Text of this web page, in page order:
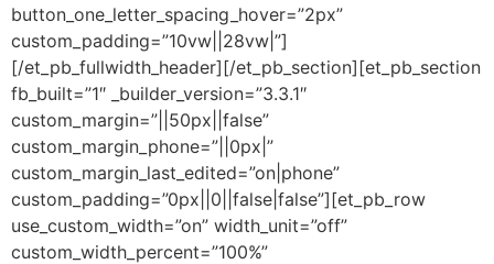
button_one_letter_spacing_hover=”2px”
custom_padding=”10vw||28vw|”]
[/et_pb_fullwidth_header][/et_pb_section][et_pb_section
fb_built=”1″ _builder_version=”3.3.1″
custom_margin=”||50px||false”
custom_margin_phone=”||0px|”
custom_margin_last_edited=”on|phone”
custom_padding=”0px||0||false|false”][et_pb_row
use_custom_width=”on” width_unit=”off”
custom_width_percent=”100%”